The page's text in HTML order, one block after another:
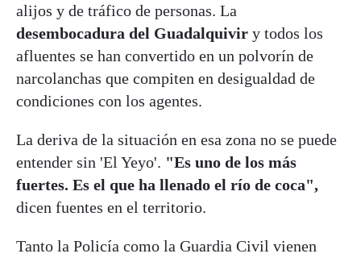
alijos y de tráfico de personas. La
desembocadura del Guadalquivir y todos los
afluentes se han convertido en un polvorín de
narcolanchas que compiten en desigualdad de
condiciones con los agentes.
La deriva de la situación en esa zona no se puede
entender sin 'El Yeyo'. "Es uno de los más
fuertes. Es el que ha llenado el río de coca",
dicen fuentes en el territorio.
Tanto la Policía como la Guardia Civil vienen